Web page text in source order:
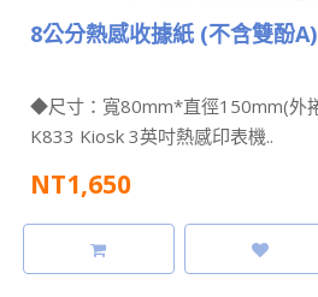
8公分熱感收據紙 (不含雙酚A)
◆尺寸：寬80mm*直徑150mm(外
K833 Kiosk 3英吋熱感印表機..
NT1,650